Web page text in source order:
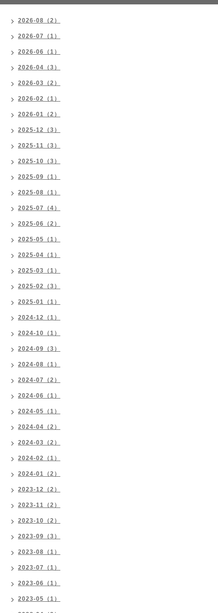
2026-08（2）
2026-07（1）
2026-06（1）
2026-04（3）
2026-03（2）
2026-02（1）
2026-01（2）
2025-12（3）
2025-11（3）
2025-10（3）
2025-09（1）
2025-08（1）
2025-07（4）
2025-06（2）
2025-05（1）
2025-04（1）
2025-03（1）
2025-02（3）
2025-01（1）
2024-12（1）
2024-10（1）
2024-09（3）
2024-08（1）
2024-07（2）
2024-06（1）
2024-05（1）
2024-04（2）
2024-03（2）
2024-02（1）
2024-01（2）
2023-12（2）
2023-11（2）
2023-10（2）
2023-09（3）
2023-08（1）
2023-07（1）
2023-06（1）
2023-05（1）